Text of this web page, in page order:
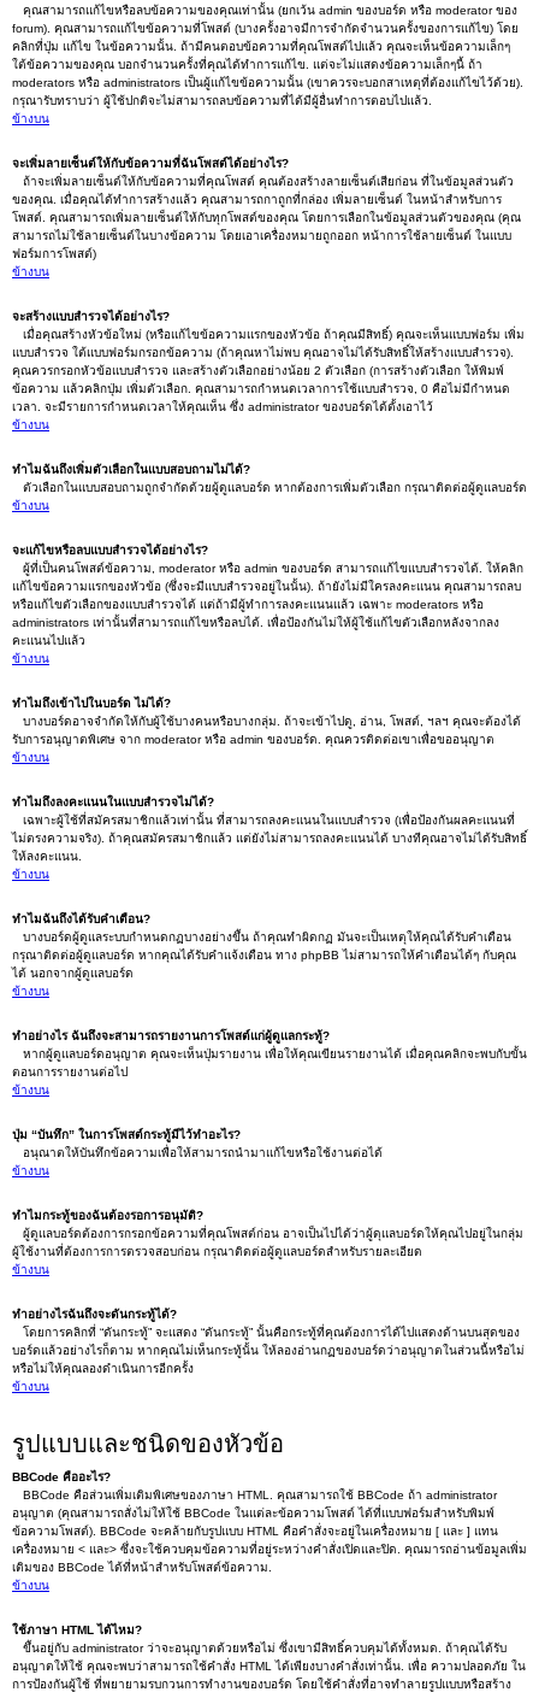
คุณสามารถแก้ไขหรือลบข้อความของคุณเท่านั้น (ยกเว้น admin ของบอร์ด หรือ moderator ของ
forum). คุณสามารถแก้ไขข้อความที่โพสต์ (บางครั้งอาจมีการจำกัดจำนวนครั้งของการแก้ไข) โดย
คลิกที่ปุ่ม แก้ไข ในข้อความนั้น. ถ้ามีคนตอบข้อความที่คุณโพสต์ไปแล้ว คุณจะเห็นข้อความเล็กๆ
ใต้ข้อความของคุณ บอกจำนวนครั้งที่คุณได้ทำการแก้ไข. แต่จะไม่แสดงข้อความเล็กๆนี้ ถ้า
moderators หรือ administrators เป็นผู้แก้ไขข้อความนั้น (เขาควรจะบอกสาเหตุที่ต้องแก้ไขไว้ด้วย).
กรุณารับทราบว่า ผู้ใช้ปกติจะไม่สามารถลบข้อความที่ได้มีผู้อื่นทำการตอบไปแล้ว.
ข้างบน
จะเพิ่มลายเซ็นต์ให้กับข้อความที่ฉันโพสต์ได้อย่างไร?
ถ้าจะเพิ่มลายเซ็นต์ให้กับข้อความที่คุณโพสต์ คุณต้องสร้างลายเซ็นต์เสียก่อน ที่ในข้อมูลส่วนตัว
ของคุณ. เมื่อคุณได้ทำการสร้างแล้ว คุณสามารถกาถูกที่กล่อง เพิ่มลายเซ็นต์ ในหน้าสำหรับการ
โพสต์. คุณสามารถเพิ่มลายเซ็นต์ให้กับทุกโพสต์ของคุณ โดยการเลือกในข้อมูลส่วนตัวของคุณ (คุณ
สามารถไม่ใช้ลายเซ็นต์ในบางข้อความ โดยเอาเครื่องหมายถูกออก หน้าการใช้ลายเซ็นต์ ในแบบ
ฟอร์มการโพสต์)
ข้างบน
จะสร้างแบบสำรวจได้อย่างไร?
เมื่อคุณสร้างหัวข้อใหม่ (หรือแก้ไขข้อความแรกของหัวข้อ ถ้าคุณมีสิทธิ์) คุณจะเห็นแบบฟอร์ม เพิ่ม
แบบสำรวจ ใต้แบบฟอร์มกรอกข้อความ (ถ้าคุณหาไม่พบ คุณอาจไม่ได้รับสิทธิ์ให้สร้างแบบสำรวจ).
คุณควรกรอกหัวข้อแบบสำรวจ และสร้างตัวเลือกอย่างน้อย 2 ตัวเลือก (การสร้างตัวเลือก ให้พิมพ์
ข้อความ แล้วคลิกปุ่ม เพิ่มตัวเลือก. คุณสามารถกำหนดเวลาการใช้แบบสำรวจ, 0 คือไม่มีกำหนด
เวลา. จะมีรายการกำหนดเวลาให้คุณเห็น ซึ่ง administrator ของบอร์ดได้ตั้งเอาไว้
ข้างบน
ทำไมฉันถึงเพิ่มตัวเลือกในแบบสอบถามไม่ได้?
ตัวเลือกในแบบสอบถามถูกจำกัดด้วยผู้ดูแลบอร์ด หากต้องการเพิ่มตัวเลือก กรุณาติดต่อผู้ดูแลบอร์ด
ข้างบน
จะแก้ไขหรือลบแบบสำรวจได้อย่างไร?
ผู้ที่เป็นคนโพสต์ข้อความ, moderator หรือ admin ของบอร์ด สามารถแก้ไขแบบสำรวจได้. ให้คลิก
แก้ไขข้อความแรกของหัวข้อ (ซึ่งจะมีแบบสำรวจอยู่ในนั้น). ถ้ายังไม่มีใครลงคะแนน คุณสามารถลบ
หรือแก้ไขตัวเลือกของแบบสำรวจได้ แต่ถ้ามีผู้ทำการลงคะแนนแล้ว เฉพาะ moderators หรือ
administrators เท่านั้นที่สามารถแก้ไขหรือลบได้. เพื่อป้องกันไม่ให้ผู้ใช้แก้ไขตัวเลือกหลังจากลง
คะแนนไปแล้ว
ข้างบน
ทำไมถึงเข้าไปในบอร์ด ไม่ได้?
บางบอร์ดอาจจำกัดให้กับผู้ใช้บางคนหรือบางกลุ่ม. ถ้าจะเข้าไปดู, อ่าน, โพสต์, ฯลฯ คุณจะต้องได้
รับการอนุญาตพิเศษ จาก moderator หรือ admin ของบอร์ด. คุณควรติดต่อเขาเพื่อขออนุญาต
ข้างบน
ทำไมถึงลงคะแนนในแบบสำรวจไม่ได้?
เฉพาะผู้ใช้ที่สมัครสมาชิกแล้วเท่านั้น ที่สามารถลงคะแนนในแบบสำรวจ (เพื่อป้องกันผลคะแนนที่
ไม่ตรงความจริง). ถ้าคุณสมัครสมาชิกแล้ว แต่ยังไม่สามารถลงคะแนนได้ บางทีคุณอาจไม่ได้รับสิทธิ์
ให้ลงคะแนน.
ข้างบน
ทำไมฉันถึงได้รับคำเตือน?
บางบอร์ดผู้ดูแลระบบกำหนดกฏบางอย่างขึ้น ถ้าคุณทำผิดกฏ มันจะเป็นเหตุให้คุณได้รับคำเตือน
กรุณาติดต่อผู้ดูแลบอร์ด หากคุณได้รับคำแจ้งเตือน ทาง phpBB ไม่สามารถให้คำเตือนได้ๆ กับคุณ
ได้ นอกจากผู้ดูแลบอร์ด
ข้างบน
ทำอย่างไร ฉันถึงจะสามารถรายงานการโพสต์แก่ผู้ดูแลกระทู้?
หากผู้ดูแลบอร์ดอนุญาต คุณจะเห็นปุ่มรายงาน เพื่อให้คุณเขียนรายงานได้ เมื่อคุณคลิกจะพบกับขั้น
ตอนการรายงานต่อไป
ข้างบน
ปุ่ม “บันทึก” ในการโพสต์กระทู้มีไว้ทำอะไร?
อนุณาตให้บันทึกข้อความเพื่อให้สามารถนำมาแก้ไขหรือใช้งานต่อได้
ข้างบน
ทำไมกระทู้ของฉันต้องรอการอนุมัติ?
ผู้ดูแลบอร์ดต้องการกรอกข้อความที่คุณโพสต์ก่อน อาจเป็นไปได้ว่าผู้ดุแลบอร์ดให้คุณไปอยู่ในกลุ่ม
ผู้ใช้งานที่ต้องการการตรวจสอบก่อน กรุณาติดต่อผู้ดูแลบอร์ดสำหรับรายละเอียด
ข้างบน
ทำอย่างไรฉันถึงจะดันกระทู้ได้?
โดยการคลิกที่ “ดันกระทู้” จะแสดง “ดันกระทู้” นั้นคือกระทู้ที่คุณต้องการได้ไปแสดงด้านบนสุดของ
บอร์ดแล้วอย่างไรก็ตาม หากคุณไม่เห็นกระทู้นั้น ให้ลองอ่านกฏของบอร์ดว่าอนุญาตในส่วนนี้หรือไม่
หรือไม่ให้คุณลองดำเนินการอีกครั้ง
ข้างบน
รูปแบบและชนิดของหัวข้อ
BBCode คืออะไร?
BBCode คือส่วนเพิ่มเติมพิเศษของภาษา HTML. คุณสามารถใช้ BBCode ถ้า administrator
อนุญาต (คุณสามารถสั่งไม่ให้ใช้ BBCode ในแต่ละข้อความโพสต์ ได้ที่แบบฟอร์มสำหรับพิมพ์
ข้อความโพสต์). BBCode จะคล้ายกับรูปแบบ HTML คือคำสั่งจะอยู่ในเครื่องหมาย [ และ ] แทน
เครื่องหมาย < และ> ซึ่งจะใช้ควบคุมข้อความที่อยู่ระหว่างคำสั่งเปิดและปิด. คุณมารถอ่านข้อมูลเพิ่ม
เติมของ BBCode ได้ที่หน้าสำหรับโพสต์ข้อความ.
ข้างบน
ใช้ภาษา HTML ได้ไหม?
ขึ้นอยู่กับ administrator ว่าจะอนุญาตด้วยหรือไม่ ซึ่งเขามีสิทธิ์ควบคุมได้ทั้งหมด. ถ้าคุณได้รับ
อนุญาตให้ใช้ คุณจะพบว่าสามารถใช้คำสั่ง HTML ได้เพียงบางคำสั่งเท่านั้น. เพื่อ ความปลอดภัย ใน
การป้องกันผู้ใช้ ที่พยายามรบกวนการทำงานของบอร์ด โดยใช้คำสั่งที่อาจทำลายรูปแบบหรือสร้าง